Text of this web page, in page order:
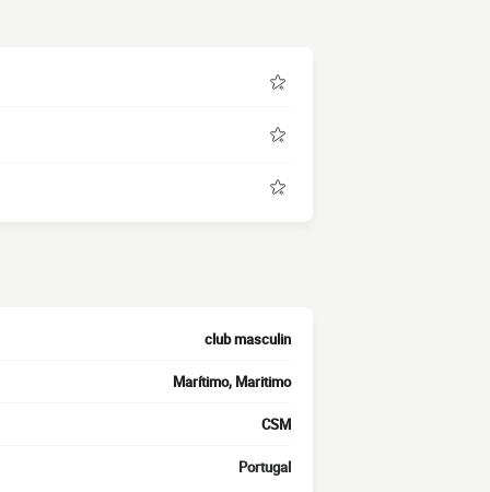
club masculin
Marítimo, Maritimo
CSM
Portugal